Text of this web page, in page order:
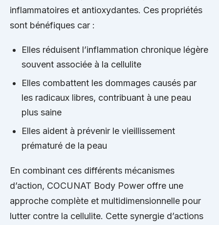
inflammatoires et antioxydantes. Ces propriétés
sont bénéfiques car :
Elles réduisent l’inflammation chronique légère
souvent associée à la cellulite
Elles combattent les dommages causés par
les radicaux libres, contribuant à une peau
plus saine
Elles aident à prévenir le vieillissement
prématuré de la peau
En combinant ces différents mécanismes
d’action, COCUNAT Body Power offre une
approche complète et multidimensionnelle pour
lutter contre la cellulite. Cette synergie d’actions